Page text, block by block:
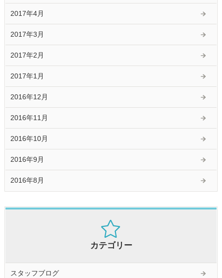
2017年4月
2017年3月
2017年2月
2017年1月
2016年12月
2016年11月
2016年10月
2016年9月
2016年8月
カテゴリー
スタッフブログ